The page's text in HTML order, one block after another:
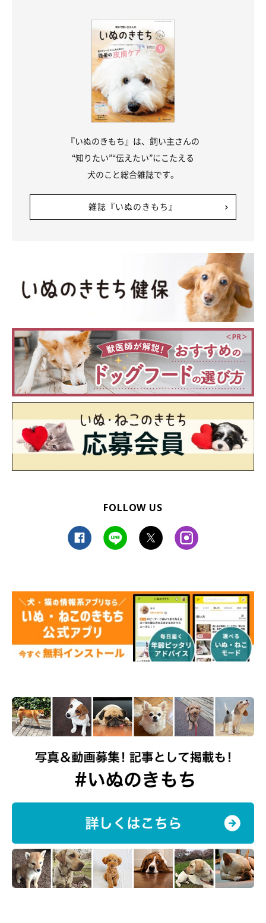
犬の体の構造を理解し正しくお手入れしよう
犬にとって足や爪は、健康を守るための要のひとつです。犬の体
の構造をしっかりと理解し、犬にとってよりよい方法でお手入れ
参考・写真／「いぬのきもち」2021年9月号『カンチガイばかり
のお手入れは病気の原因に！ 体のしくみを見てわかるお手入
れ』（監修：獣医師 「石田ようこ犬と猫の歯科クリニック」 院
長 石田陽子先生）
ものです。
※記事と一部写真に関連性はありませんので予めご了承くださ
い。
『いぬのきもち』は、飼い主さんの
“知りたい”“伝えたい”にこたえる
犬のこと総合雑誌です。
雑誌『いぬのきもち』
FOLLOW US